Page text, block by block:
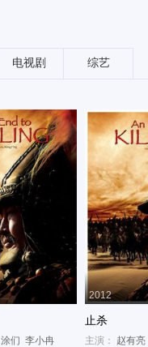
电视剧 综艺
涂们 李小冉
2012
止杀
主演： 赵有亮